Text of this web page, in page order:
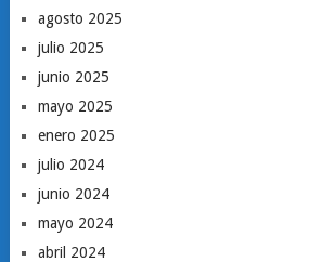
agosto 2025
julio 2025
junio 2025
mayo 2025
enero 2025
julio 2024
junio 2024
mayo 2024
abril 2024